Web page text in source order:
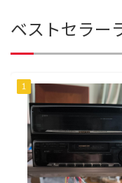
ベストセラー